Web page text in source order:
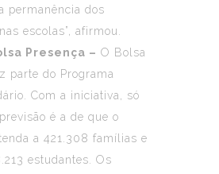
permanência dos
escolas”, afirmou.
Presença – O Bolsa
parte do Programa
Com a iniciativa, só
é a de que o
a 421.308 famílias e
estudantes. Os